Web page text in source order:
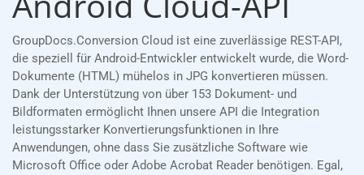
GroupDocs.Conversion Cloud ist eine zuverlässige REST-API,
die speziell für Android-Entwickler entwickelt wurde, die Word-
Dokumente (HTML) mühelos in JPG konvertieren müssen.
Dank der Unterstützung von über 153 Dokument- und
Bildformaten ermöglicht Ihnen unsere API die Integration
leistungsstarker Konvertierungsfunktionen in Ihre
Anwendungen, ohne dass Sie zusätzliche Software wie
Microsoft Office oder Adobe Acrobat Reader benötigen. Egal,